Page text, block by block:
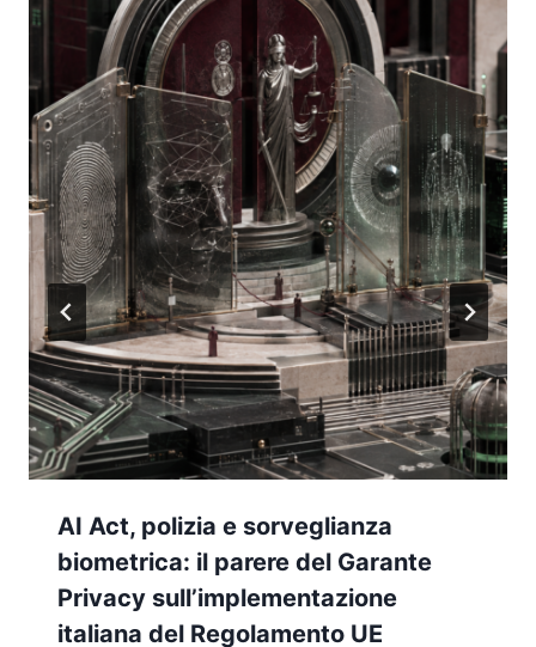
AI Act, polizia e sorveglianza
biometrica: il parere del Garante
Privacy sull’implementazione
italiana del Regolamento UE